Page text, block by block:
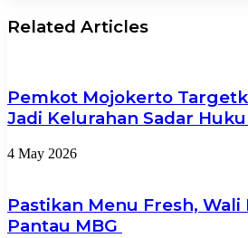
Related Articles
Pemkot Mojokerto
Jadi Kelurahan Sadar
4 May 2026
Pastikan Menu Fresh,
Pantau MBG